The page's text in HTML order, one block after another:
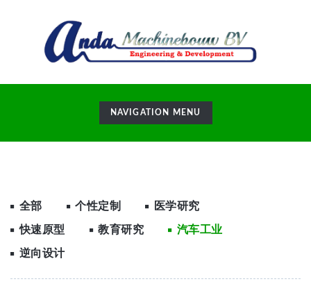
TOGGLE
NAVIGATION
NAVIGATION MENU
全部 个性定制 医学研究
快速原型 教育研究 汽车工业
逆向设计